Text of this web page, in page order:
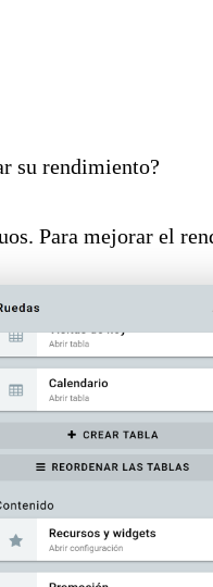
su rendimiento?
Para mejorar el